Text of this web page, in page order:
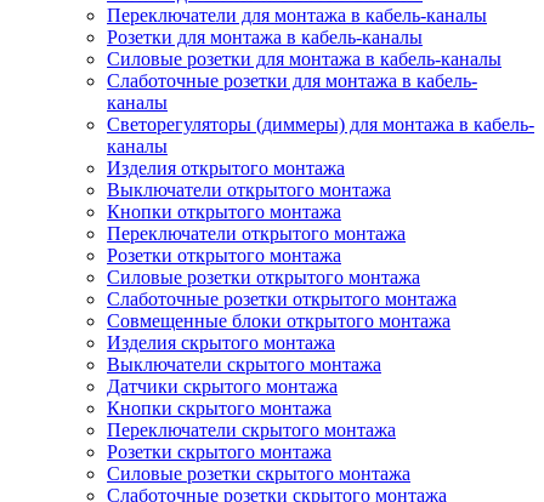
Переключатели для монтажа в кабель-каналы
Розетки для монтажа в кабель-каналы
Силовые розетки для монтажа в кабель-каналы
Слаботочные розетки для монтажа в кабель-
каналы
Светорегуляторы (диммеры) для монтажа в кабель-
каналы
Изделия открытого монтажа
Выключатели открытого монтажа
Кнопки открытого монтажа
Переключатели открытого монтажа
Розетки открытого монтажа
Силовые розетки открытого монтажа
Слаботочные розетки открытого монтажа
Совмещенные блоки открытого монтажа
Изделия скрытого монтажа
Выключатели скрытого монтажа
Датчики скрытого монтажа
Кнопки скрытого монтажа
Переключатели скрытого монтажа
Розетки скрытого монтажа
Силовые розетки скрытого монтажа
Слаботочные розетки скрытого монтажа